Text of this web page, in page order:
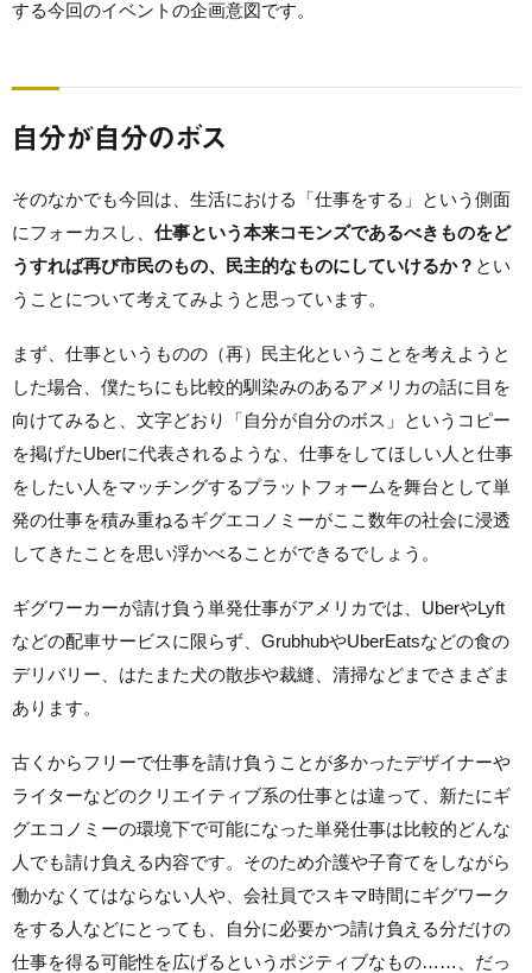
する今回のイベントの企画意図です。
自分が自分のボス
そのなかでも今回は、生活における「仕事をする」という側面
にフォーカスし、 仕事という本来コモンズであるべきものをど
うすれば再び市民のもの、民主的なものにしていけるか？ とい
うことについて考えてみようと思っています。
まず、仕事というものの（再）民主化ということを考えようと
した場合、僕たちにも比較的馴染みのあるアメリカの話に目を
向けてみると、文字どおり「自分が自分のボス」というコピー
を掲げたUberに代表されるような、仕事をしてほしい人と仕事
をしたい人をマッチングするプラットフォームを舞台として単
発の仕事を積み重ねるギグエコノミーがここ数年の社会に浸透
してきたことを思い浮かべることができるでしょう。
ギグワーカーが請け負う単発仕事がアメリカでは、UberやLyft
などの配車サービスに限らず、GrubhubやUberEatsなどの食の
デリバリー、はたまた犬の散歩や裁縫、清掃などまでさまざま
あります。
古くからフリーで仕事を請け負うことが多かったデザイナーや
ライターなどのクリエイティブ系の仕事とは違って、新たにギ
グエコノミーの環境下で可能になった単発仕事は比較的どんな
人でも請け負える内容です。そのため介護や子育てをしながら
働かなくてはならない人や、会社員でスキマ時間にギグワーク
をする人などにとっても、自分に必要かつ請け負える分だけの
仕事を得る可能性を広げるというポジティブなもの……、だっ